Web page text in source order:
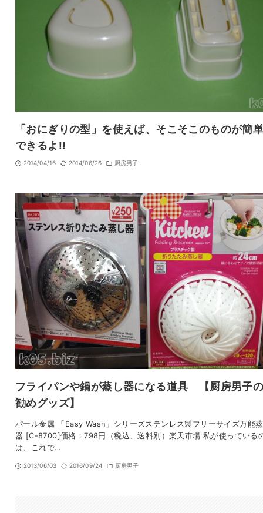
「おにぎりの型」を使えば、そこそこのものが簡
できるよ!!
2014/04/16 2014/06/26 厨房男子
フライパンや鍋が蒸し器になる道具 【厨房男子
勧めグッズ】
パール金属 「Easy Wash」シリーズステンレス製フリーサイズ万能
器 [C-8700]価格：798円（税込、送料別）楽天市場 私が使っている
は、これで…
2013/06/03 2016/09/24 厨房男子